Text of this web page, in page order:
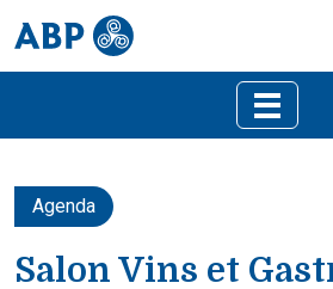
Agenda
Salon Vins et